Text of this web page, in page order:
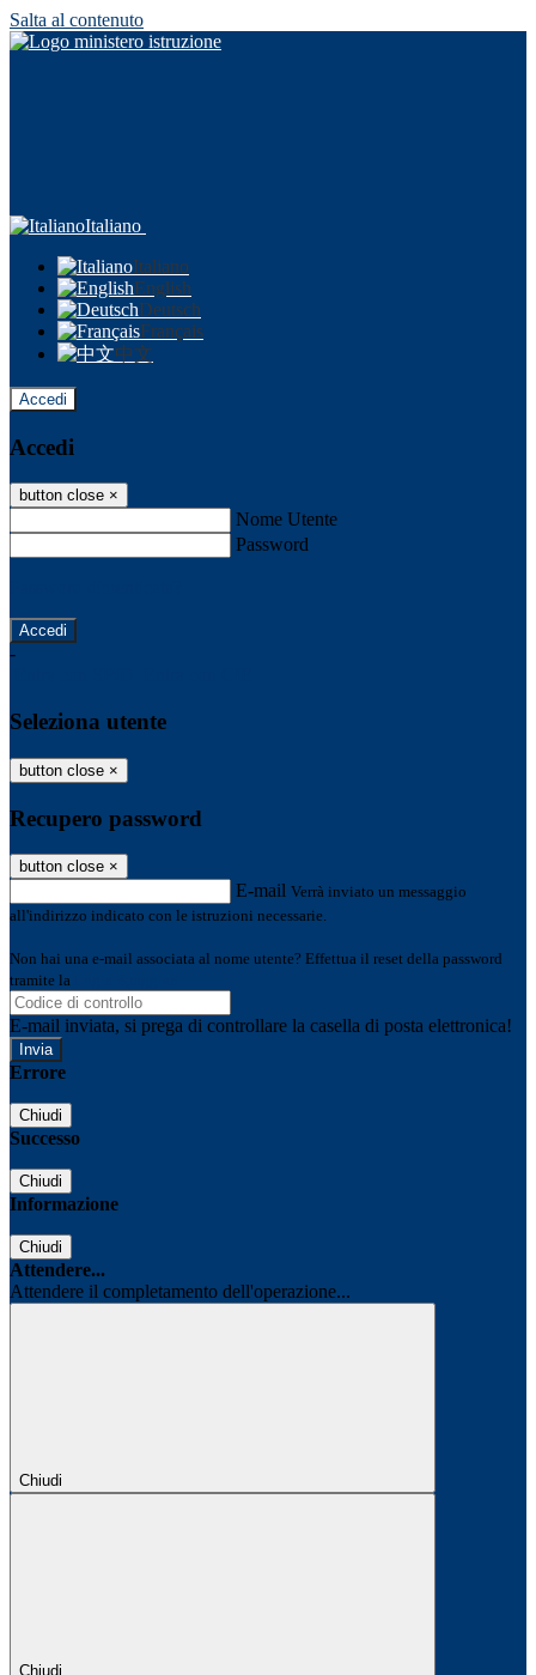
Salta al contenuto
Italiano
Italiano
English
Deutsch
Français
中文
Accedi
Accedi
button close ×
Nome Utente
Password
-
Seleziona utente
button close ×
Recupero password
button close ×
E-mail Verrà inviato un messaggio
all'indirizzo indicato con le istruzioni necessarie.
Non hai una e-mail associata al nome utente? Effettua il reset della password
tramite la
E-mail inviata, si prega di controllare la casella di posta elettronica!
Errore
Chiudi
Successo
Chiudi
Informazione
Chiudi
Attendere...
Attendere il completamento dell'operazione...
Chiudi
Chiudi